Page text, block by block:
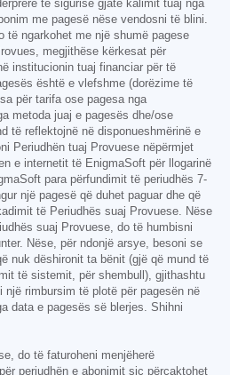
të sigurisë gjatë kalimit tuaj nga
me pagesë nëse vendosni të blini.
të ngarkohet me një shumë pagese
megjithëse kërkesat për
institucionin tuaj financiar për të
është e vlefshme (dorëzime të
për tarifa ose pagesa nga
metoda juaj e pagesës dhe/ose
të reflektojnë në disponueshmërinë e
Periudhën tuaj Provuese nëpërmjet
e internetit të EnigmaSoft për llogarinë
para përfundimit të periudhës 7-
një pagesë që duhet paguar dhe që
të Periudhës suaj Provuese. Nëse
suaj Provuese, do të humbisni
Nëse, për ndonjë arsye, besoni se
nuk dëshironit ta bënit (gjë që mund të
të sistemit, për shembull), gjithashtu
një rimbursim të plotë për pagesën në
data e pagesës së blerjes. Shihni
do të faturoheni menjëherë
periudhën e abonimit siç përcaktohet